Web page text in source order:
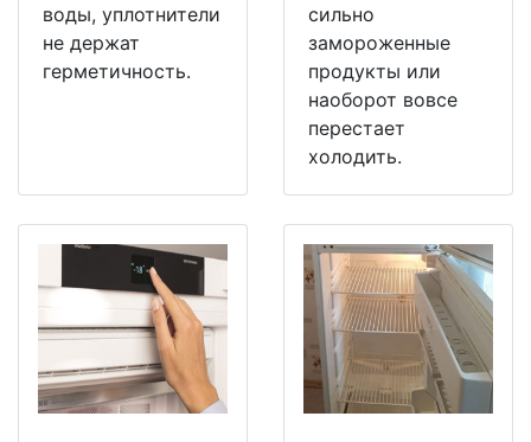
воды, уплотнители
не держат
герметичность.
сильно
замороженные
продукты или
наоборот вовсе
перестает
холодить.